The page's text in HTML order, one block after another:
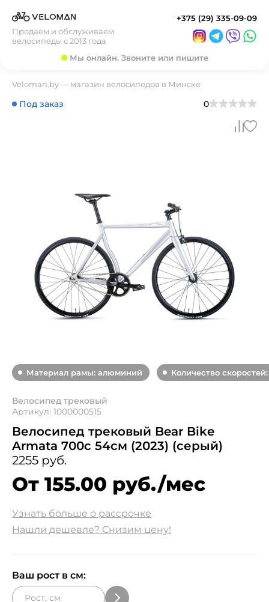
Продаем и обслуживаем
велосипеды с 2013 года
+375 (29) 335-09-09
Мы онлайн. Звоните или пишите
Veloman.by — магазин велосипедов в Минске
Под заказ 0
Материал рамы: алюминий Количество скоростей:
Велосипед трековый
Артикул: 1000000515
Велосипед трековый Bear Bike
Armata 700c 54см (2023) (серый)
2255 руб.
От 155.00 руб./мес
Узнать больше о рассрочке
Нашли дешевле? Снизим цену!
Ваш рост в см: